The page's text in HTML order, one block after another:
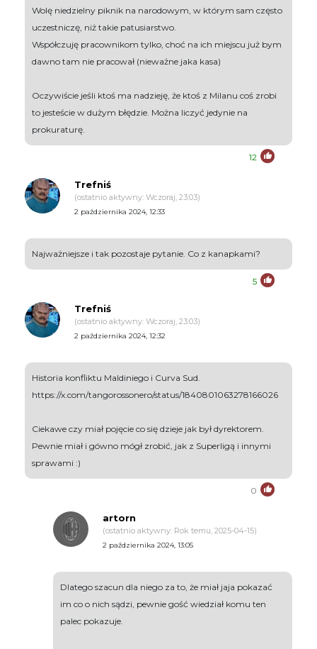
Wolę niedzielny piknik na narodowym, w którym sam często
uczestniczę, niż takie patusiarstwo.
Współczuję pracownikom tylko, choć na ich miejscu już bym
dawno tam nie pracował (nieważne jaka kasa)
Oczywiście jeśli ktoś ma nadzieję, że ktoś z Milanu coś zrobi
to jesteście w dużym błędzie. Można liczyć jedynie na
prokuraturę.
12
Trefniś
(ostatnio aktywny: Wczoraj, 23:03)
2 października 2024, 12:33
Najważniejsze i tak pozostaje pytanie. Co z kanapkami?
5
Trefniś
(ostatnio aktywny: Wczoraj, 23:03)
2 października 2024, 12:32
Historia konfliktu Maldiniego i Curva Sud.
https://x.com/tangorossonero/status/1840801063278166026
Ciekawe czy miał pojęcie co się dzieje jak był dyrektorem.
Pewnie miał i gówno mógł zrobić, jak z Superligą i innymi
sprawami :)
0
artorn
(ostatnio aktywny: Rok temu, 2025-04-15)
2 października 2024, 13:05
Dlatego szacun dla niego za to, że miał jaja pokazać
im co o nich sądzi, pewnie gość wiedział komu ten
palec pokazuje.